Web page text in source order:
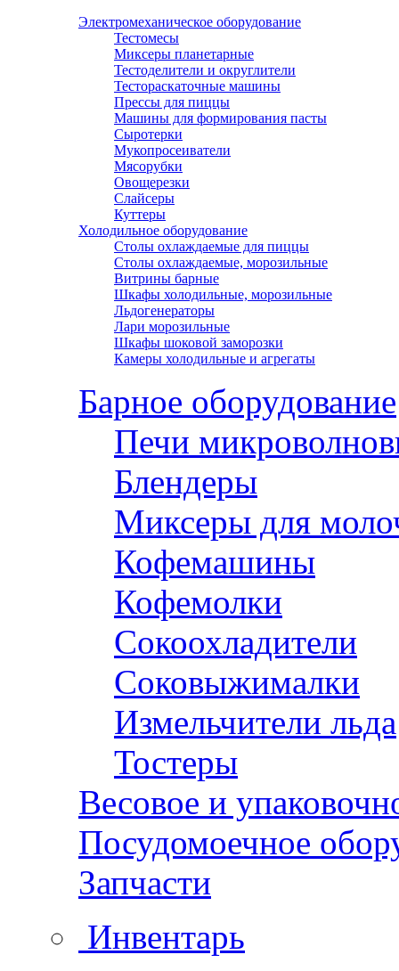
Электромеханическое оборудование
Тестомесы
Миксеры планетарные
Тестоделители и округлители
Тестораскаточные машины
Прессы для пиццы
Машины для формирования пасты
Сыротерки
Мукопросеиватели
Мясорубки
Овощерезки
Слайсеры
Куттеры
Холодильное оборудование
Столы охлаждаемые для пиццы
Столы охлаждаемые, морозильные
Витрины барные
Шкафы холодильные, морозильные
Льдогенераторы
Лари морозильные
Шкафы шоковой заморозки
Камеры холодильные и агрегаты
Барное оборудование
Печи
Блендеры
Миксеры для
Кофемашины
Кофемолки
Сокоохладители
Соковыжималки
Измельчители льда
Тостеры
Весовое и
Посудомоечное
Запчасти
Инвентарь